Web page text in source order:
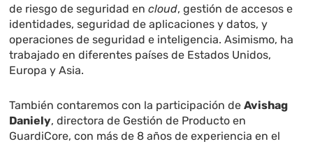
de riesgo de seguridad encloud, gestión de accesos e
identidades, seguridad de aplicaciones y datos, y
operaciones de seguridad e inteligencia. Asimismo, ha
trabajado en diferentes países de Estados Unidos,
Europa y Asia.
También contaremos con la participación deAvishag
Daniely, directora de Gestión de Producto en
GuardiCore, con más de 8 años de experiencia en el